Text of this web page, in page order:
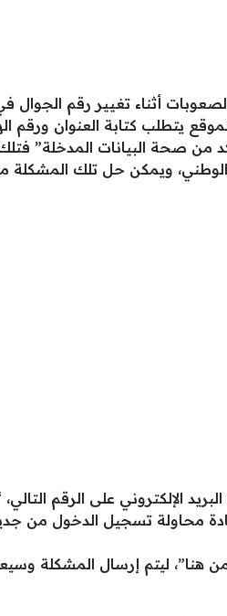
أثناء تغيير رقم الجوال
يتطلب كتابة العنوان ورقم
من صحة البيانات المدخلة”
الوطني، ويمكن حل تلك
على الرقم التالي،
إعادة محاولة تسجيل الدخول
هنا”، ليتم إرسال المشكلة